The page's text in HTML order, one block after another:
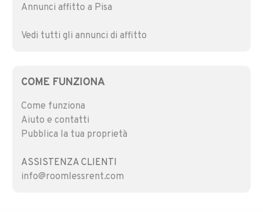
Annunci affitto a Pisa
Vedi tutti gli annunci di affitto
COME FUNZIONA
Come funziona
Aiuto e contatti
Pubblica la tua proprietà
ASSISTENZA CLIENTI
info@roomlessrent.com